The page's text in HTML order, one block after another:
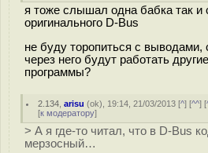
я тоже слышал одна бабка так и
оригинального D-Bus
не буду торопиться с выводами,
через него будут работать
программы?
2.134 ,arisu (ok), 19:14, 21/03/2013 [^] [^^] [
[к модератору]
> А я где-то читал, что в D-Bus
мерзосный…